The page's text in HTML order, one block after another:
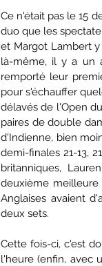
Ce n'était pas le 15
duo que les
et Margot Lambert y
là-même, il y a un
remporté leur
pour s'échauffer
délavés de l'Open
paires de double
d'Indienne, bien
demi-finales 21-13,
britanniques,
deuxième meilleure
Anglaises avaient
deux sets.
Cette fois-ci, c'est
l'heure (enfin, avec